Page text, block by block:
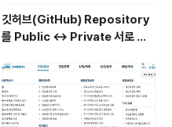
깃허브(GitHub) Repository
를 Public ↔ Private 서로 변